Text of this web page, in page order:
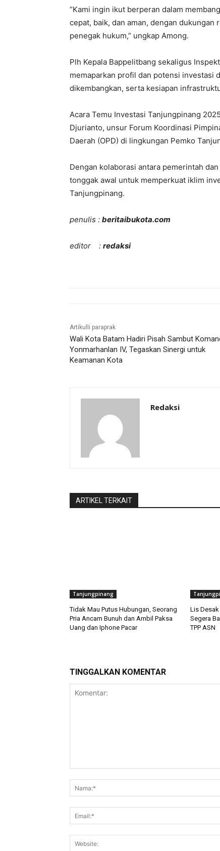
“Kami ingin ikut berperan dalam
cepat, baik, dan aman, dengan dukungan
penegak hukum,” ungkap Among.
Plh Kepala Bappelitbang sekaligus
memaparkan profil dan potensi investasi
dikembangkan, serta kesiapan
Acara Temu Investasi Tanjungpinang
Djurianto, unsur Forum Koordinasi
Daerah (OPD) di lingkungan Pemko
Dengan kolaborasi antara pemerintah
tonggak awal untuk memperkuat iklim
Tanjungpinang.
penulis : beritaibukota.com
editor : redaksi
Artikulli paraprak
Wali Kota Batam Hadiri Pisah Sambut
Yonmarhanlan IV, Tegaskan Sinergi untuk
Keamanan Kota
Redaksi
ARTIKEL TERKAIT
Tanjungpinang
Tidak Mau Putus Hubungan, Seorang
Pria Ancam Bunuh dan Ambil Paksa
Uang dan Iphone Pacar
Lis
Segera
TPP ASN
TINGGALKAN KOMENTAR